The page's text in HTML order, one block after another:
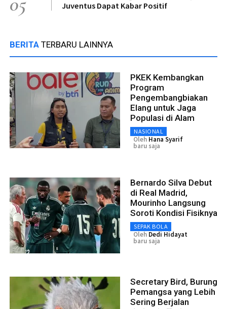
Juventus Dapat Kabar Positif
BERITA TERBARU LAINNYA
PKEK Kembangkan
Program
Pengembangbiakan
Elang untuk Jaga
Populasi di Alam
NASIONAL
Oleh Hana Syarif
baru saja
Bernardo Silva Debut
di Real Madrid,
Mourinho Langsung
Soroti Kondisi Fisiknya
SEPAK BOLA
Oleh Dedi Hidayat
baru saja
Secretary Bird, Burung
Pemangsa yang Lebih
Sering Berjalan